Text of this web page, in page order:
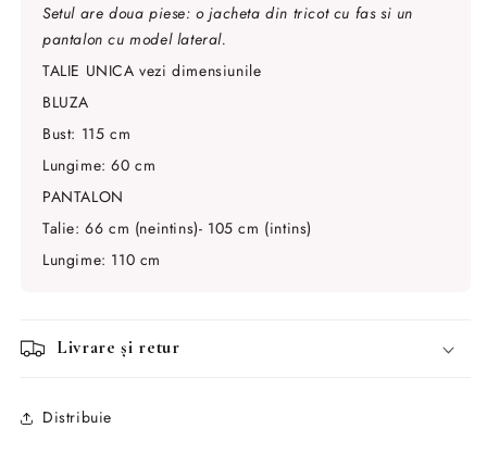
Setul are doua piese: o jacheta din tricot cu fas si un
pantalon cu model lateral.
TALIE UNICA vezi dimensiunile
BLUZA
Bust: 115 cm
Lungime: 60 cm
PANTALON
Talie: 66 cm (neintins)- 105 cm (intins)
Lungime: 110 cm
Livrare și retur
Distribuie